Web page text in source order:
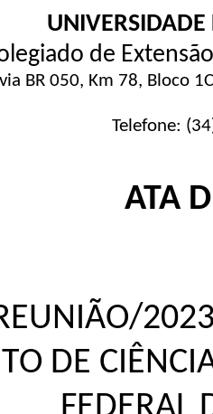
de
BR 050, Km 78, Bloco
Telefone:
ATA
DE